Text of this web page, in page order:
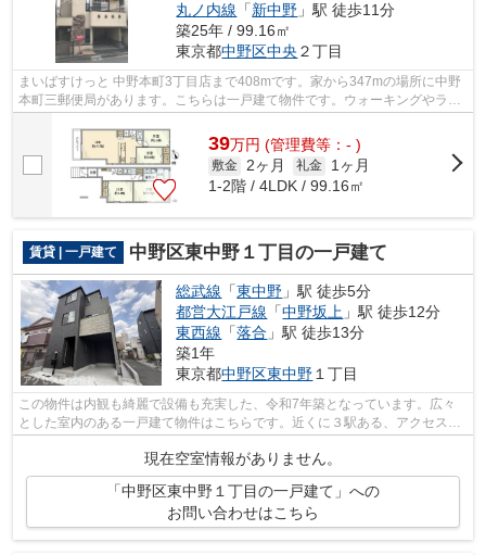
丸ノ内線 「新中野 」駅 徒歩11分
築25年 / 99.16㎡
東京都中野区中央 ２丁目
まいばすけっと 中野本町3丁目店まで408mです。家から347mの場所に中野
本町三郵便局があります。こちらは一戸建て物件です。ウォーキングやラン
ニングが趣味の方に住んでもらいたいの...
39万円 (管理費等：- )
敷金 2ヶ月 礼金
1ヶ月
1-2階 / 4LDK / 99.16㎡
賃貸 | 一戸建て 中野区東中野１丁目の一戸建て
総武線 「東中野 」駅 徒歩5分
都営大江戸線 「中野坂上 」駅 徒歩12分
東西線 「落合 」駅 徒歩13分
築1年
東京都中野区東中野 １丁目
この物件は内観も綺麗で設備も充実した、令和7年築となっています。広々
とした室内のある一戸建て物件はこちらです。近くに３駅ある、アクセスが
良い物件です。駅まで徒歩5分の立地が...
現在空室情報がありません。
「中野区東中野１丁目の一戸建て」への
お問い合わせはこちら